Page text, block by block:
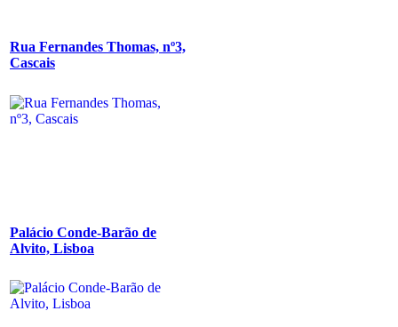
Rua Fernandes Thomas, nº3,
Cascais
Palácio Conde-Barão de
Alvito, Lisboa